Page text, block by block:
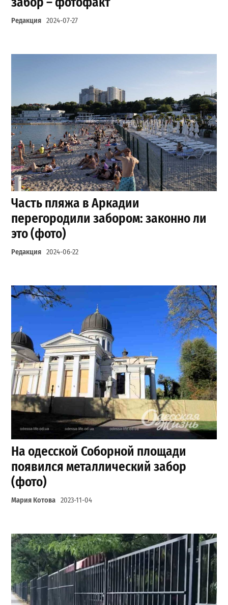
Редакция 2024-07-27
Часть пляжа в Аркадии
перегородили забором: законно ли
это (фото)
Редакция 2024-06-22
На одесской Соборной площади
появился металлический забор
(фото)
Мария Котова 2023-11-04